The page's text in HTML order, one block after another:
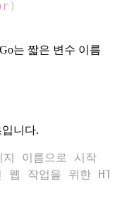
)
는 짧은 변수 이름
니다.
이름으로 시작
업을 위한